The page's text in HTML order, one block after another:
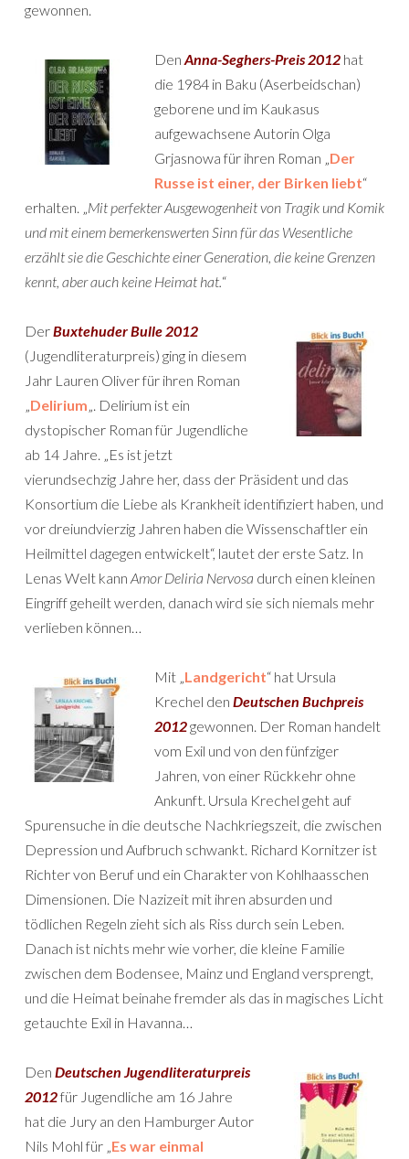
gewonnen.
Den Anna-Seghers-Preis 2012 hat
die 1984 in Baku (Aserbeidschan)
geborene und im Kaukasus
aufgewachsene Autorin Olga
Grjasnowa für ihren Roman „Der
Russe ist einer, der Birken liebt“
erhalten. „Mit perfekter Ausgewogenheit von Tragik und Komik
und mit einem bemerkenswerten Sinn für das Wesentliche
erzählt sie die Geschichte einer Generation, die keine Grenzen
kennt, aber auch keine Heimat hat.“
DerBuxtehuder Bulle 2012
(Jugendliteraturpreis) ging in diesem
Jahr Lauren Oliver für ihren Roman
„Delirium„. Delirium ist ein
dystopischer Roman für Jugendliche
ab 14 Jahre. „Es ist jetzt
vierundsechzig Jahre her, dass der Präsident und das
Konsortium die Liebe als Krankheit identifiziert haben, und
vor dreiundvierzig Jahren haben die Wissenschaftler ein
Heilmittel dagegen entwickelt“, lautet der erste Satz. In
Lenas Welt kann Amor Deliria Nervosa durch einen kleinen
Eingriff geheilt werden, danach wird sie sich niemals mehr
verlieben können…
Mit „Landgericht“ hat Ursula
Krechel den Deutschen Buchpreis
2012gewonnen. Der Roman handelt
vom Exil und von den fünfziger
Jahren, von einer Rückkehr ohne
Ankunft. Ursula Krechel geht auf
Spurensuche in die deutsche Nachkriegszeit, die zwischen
Depression und Aufbruch schwankt. Richard Kornitzer ist
Richter von Beruf und ein Charakter von Kohlhaasschen
Dimensionen. Die Nazizeit mit ihren absurden und
tödlichen Regeln zieht sich als Riss durch sein Leben.
Danach ist nichts mehr wie vorher, die kleine Familie
zwischen dem Bodensee, Mainz und England versprengt,
und die Heimat beinahe fremder als das in magisches Licht
getauchte Exil in Havanna…
Den Deutschen Jugendliteraturpreis
2012für Jugendliche am 16 Jahre
hat die Jury an den Hamburger Autor
Nils Mohl für „Es war einmal